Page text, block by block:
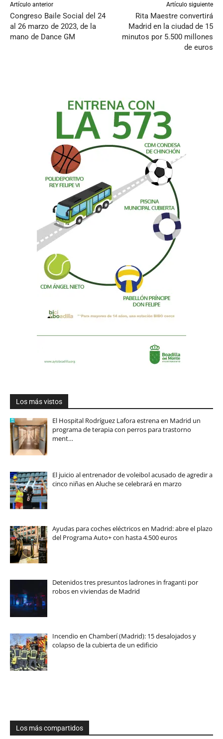
Artículo anterior
Congreso Baile Social del 24
al 26 marzo de 2023, de la
mano de Dance GM
Artículo siguiente
Rita Maestre convertirá
Madrid en la ciudad de 15
minutos por 5.500 millones
de euros
Los más vistos
El Hospital Rodríguez Lafora estrena en Madrid un
programa de terapia con perros para trastorno
ment…
El juicio al entrenador de voleibol acusado de agredir a
cinco niñas en Aluche se celebrará en marzo
Ayudas para coches eléctricos en Madrid: abre el plazo
del Programa Auto+ con hasta 4.500 euros
Detenidos tres presuntos ladrones in fraganti por
robos en viviendas de Madrid
Incendio en Chamberí (Madrid): 15 desalojados y
colapso de la cubierta de un edificio
Los más compartidos